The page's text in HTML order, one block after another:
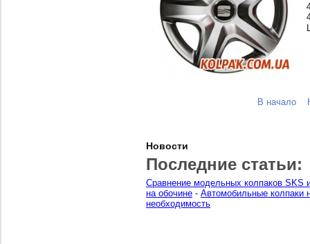
В начало
Новости
Последние статьи:
Сравнение модельных колпаков SKS
на обочине - Автомобильные колпаки
необходимость